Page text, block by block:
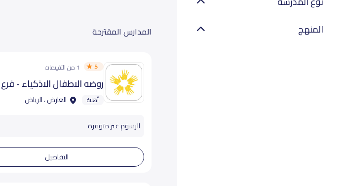
المنهج
المدارس المقترحة
5 1 من التقييمات
روضه الاطفال الاذكياء -
أهلية العارض ، الرياض
الرسوم غير متوفرة
التفاصيل